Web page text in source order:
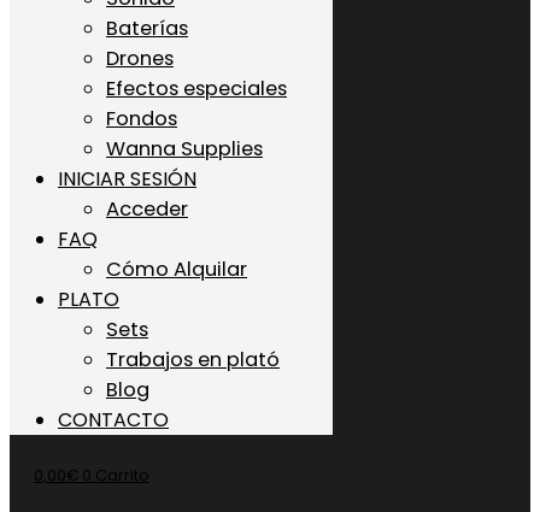
Baterías
Drones
Efectos especiales
Fondos
Wanna Supplies
INICIAR SESIÓN
Acceder
FAQ
Cómo Alquilar
PLATO
Sets
Trabajos en plató
Blog
CONTACTO
0,00€ 0 Carrito